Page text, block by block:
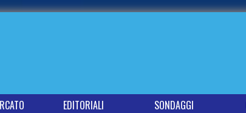
EDITORIALI SONDAGGI